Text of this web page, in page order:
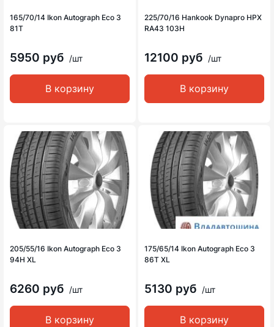
165/70/14 Ikon Autograph Eco 3
81T
5950 руб /шт
В корзину
225/70/16 Hankook Dynapro HPX
RA43 103H
12100 руб /шт
В корзину
205/55/16 Ikon Autograph Eco 3
94H XL
6260 руб /шт
В корзину
175/65/14 Ikon Autograph Eco 3
86T XL
5130 руб /шт
В корзину